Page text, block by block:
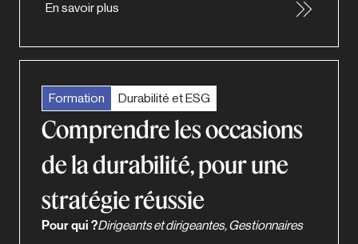
En savoir plus
Formation Durabilité et ESG
Comprendre les occasions
de la durabilité, pour une
stratégie réussie
Pour qui ?Dirigeants et dirigeantes, Gestionnaires